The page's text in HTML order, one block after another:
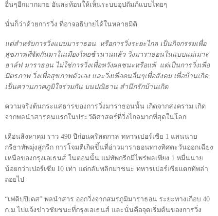
อื่นๆอีกมากมาย อันสะท้อนให้เห็นระบบอุปถัมภ์แบบไทยๆ
นั่นก็ว่าด้วยการวิ่ง ที่อาจอธิบายได้ในหลายมิติ
แต่สำหรับการวิ่งแบบมาราธอน
หรือการวิ่งระยะไกล เป็นกิจกรรมเพื่อ
สุขภาพที่จัดกันมาในเมืองไทยช้านานแล้ว วิ่งมาราธอนในแบบแม่เมาะ
ฮาล์ฟ มาราธอน ไม่ใช่การวิ่งเพื่อหวังผลชนะหรือแพ้ แต่เป็นการวิ่งเพื่อ
มิตรภาพ วิ่งเพื่อสุขภาพตัวเอง และวิ่งเพื่อคนอื่นๆเพื่อสังคม เพื่อบ้านเกิด
เป็นความภาคภูมิใจร่วมกัน บนปณิธาน สำนึกรักบ้านเกิด
ความจริงต้นกระแสธารของการวิ่งมาราธอนนั้น เกิดจากสงคราม เกิด
จากพลนำสารคนแรกในประวัติศาสตร์ที่วิ่งไกลมากที่สุดในโลก
เดือนสิงหาคม ราว 490 ปีก่อนคริสตกาล ทหารเปอร์เซีย 1 แสนนาย
กรีธาทัพมุ่งสู่กรีก การโจมตีเกิดขึ้นที่อ่าวมาราธอนทางทิศตะวันออกเฉียง
เหนือของกรุงเอเธนส์ ในตอนนั้น แม่ทัพกรีกมีไพร่พลเพียง 1 หมื่นนาย
น้อยกว่าเปอร์เซีย 10 เท่า แต่กลับพลิกมาชนะ ทหารเปอร์เซียแตกทัพล่า
ถอยไป
“เฟดิปปิเดส” พลนำสาร ออกวิ่งจากสมรภูมิมาราธอน ระยะทางเกือบ 40
ก.ม.ไปแจ้งข่าวชัยชนะที่กรุงเอเธนส์ และนั่นคือจุดเริ่มต้นของการวิ่ง